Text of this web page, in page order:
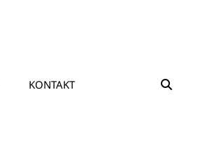
KONTAKT